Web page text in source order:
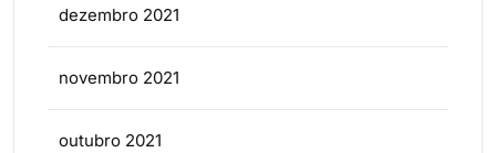
dezembro 2021
novembro 2021
outubro 2021